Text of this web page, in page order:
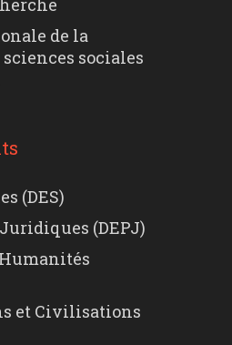
de la
sociales
(DES)
(DEPJ)
et Civilisations